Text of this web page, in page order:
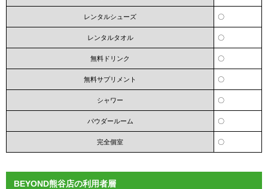
レンタルシューズ 〇
レンタルタオル 〇
無料ドリンク 〇
無料サプリメント 〇
シャワー 〇
パウダールーム 〇
完全個室 〇
BEYOND熊谷店の利用者層